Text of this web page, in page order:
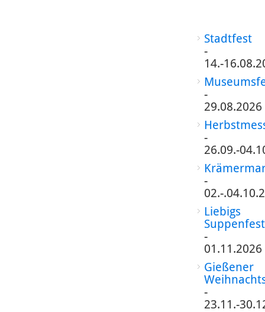
Stadtfest
-
14.-
-
29.08.2026
-
26.09.-
-
02.-
Liebigs
Suppenfest
-
01.11.2026
Gießener
-
23.11.-